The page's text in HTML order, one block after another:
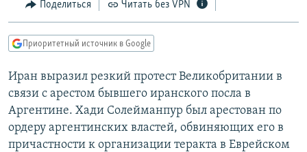
навигации
Вернутся
IDEL.РЕАЛИИ
КАВКАЗ.РЕАЛИИ
СИБИРЬ.РЕАЛИИ
РАСПИСАНИЕ ВЕЩАНИЯ
ПОДПИШИТЕСЬ НА РАССЫЛКУ
Поделиться Читать без VPN
Приоритетный источник в Google
Иран выразил резкий протест Великобритании в
связи с арестом бывшего иранского посла в
Аргентине. Хади Солейманпур был арестован по
ордеру аргентинских властей, обвиняющих его в
причастности к организации теракта в Еврейском